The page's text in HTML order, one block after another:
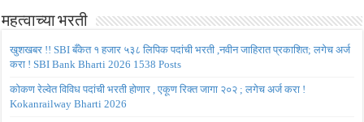
महत्वाच्या भरती
खुशखबर !! SBI बँकेत १ हजार ५३८ लिपिक पदांची भरती ,नवीन जाहिरात प्रकाशित; लगेच अर्ज
करा ! SBI Bank Bharti 2026 1538 Posts
कोकण रेल्वेत विविध पदांची भरती होणार , एकूण रिक्त जागा २०२ ; लगेच अर्ज करा !
Kokanrailway Bharti 2026